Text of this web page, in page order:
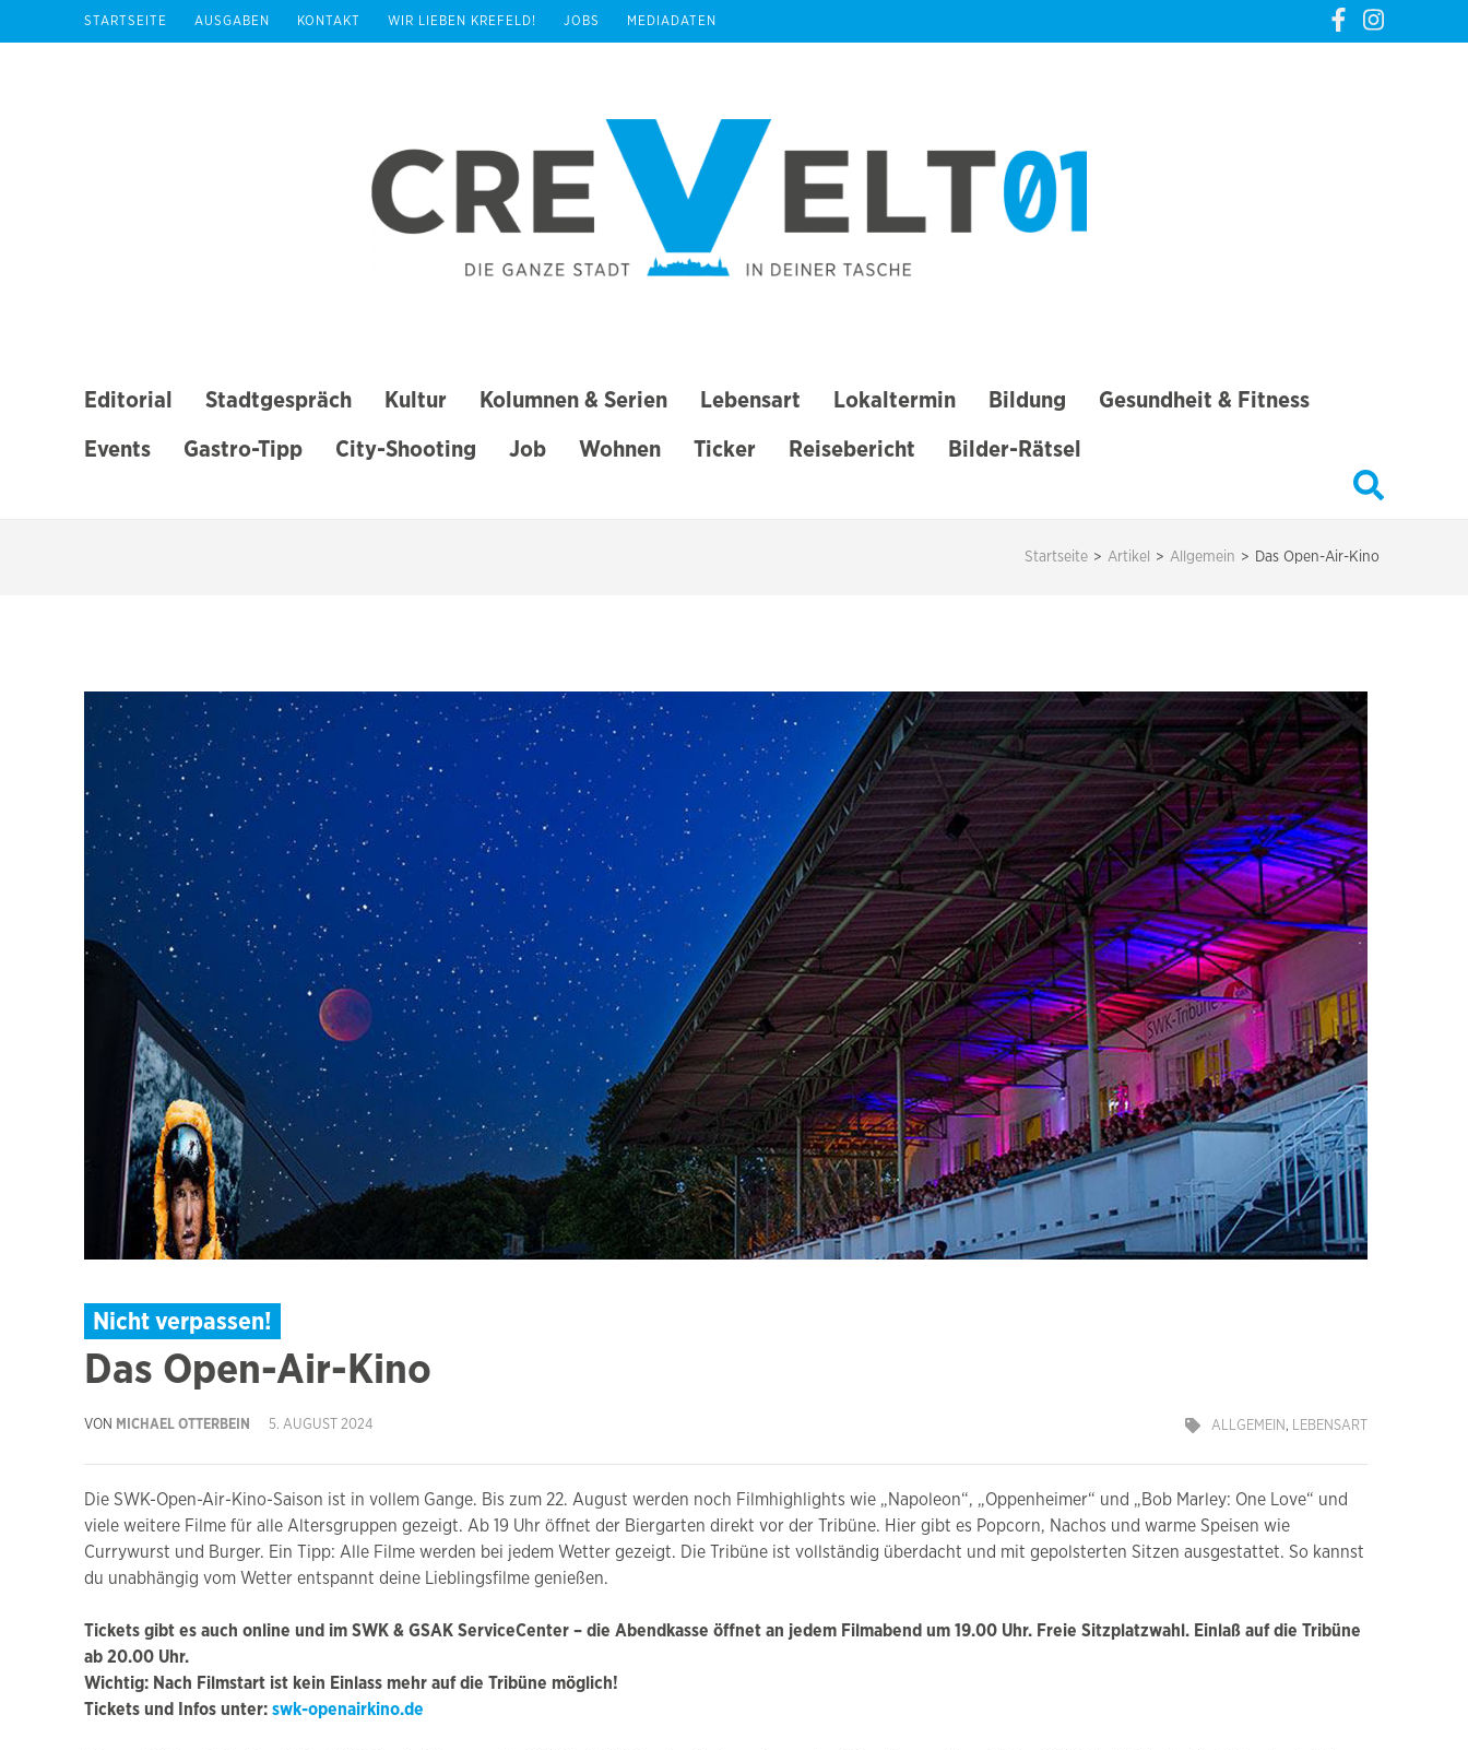
STARTSEITE AUSGABEN KONTAKT WIR LIEBEN KREFELD! JOBS MEDIADATEN
Editorial Stadtgespräch Kultur Kolumnen & Serien Lebensart Lokaltermin Bildung Gesundheit & Fitness
Events Gastro-Tipp City-Shooting Job Wohnen Ticker Reisebericht Bilder-Rätsel
Startseite > Artikel > Allgemein > Das Open-Air-Kino
Nicht verpassen!
Das Open-Air-Kino
VON MICHAEL OTTERBEIN 5. AUGUST 2024 ALLGEMEIN, LEBENSART
Die SWK-Open-Air-Kino-Saison ist in vollem Gange. Bis zum 22. August werden noch Filmhighlights wie „Napoleon“, „Oppenheimer“ und „Bob Marley: One Love“ und
viele weitere Filme für alle Altersgruppen gezeigt. Ab 19 Uhr öffnet der Biergarten direkt vor der Tribüne. Hier gibt es Popcorn, Nachos und warme Speisen wie
Currywurst und Burger. Ein Tipp: Alle Filme werden bei jedem Wetter gezeigt. Die Tribüne ist vollständig überdacht und mit gepolsterten Sitzen ausgestattet. So kannst
du unabhängig vom Wetter entspannt deine Lieblingsfilme genießen.
Tickets gibt es auch online und im SWK & GSAK ServiceCenter – die Abendkasse öffnet an jedem Filmabend um 19.00 Uhr. Freie Sitzplatzwahl. Einlaß auf die Tribüne
ab 20.00 Uhr.
Wichtig: Nach Filmstart ist kein Einlass mehr auf die Tribüne möglich!
Tickets und Infos unter: swk-openairkino.de